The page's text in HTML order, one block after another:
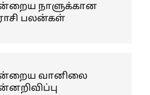
நாளுக்கான
பலன்கள்
வானிலை